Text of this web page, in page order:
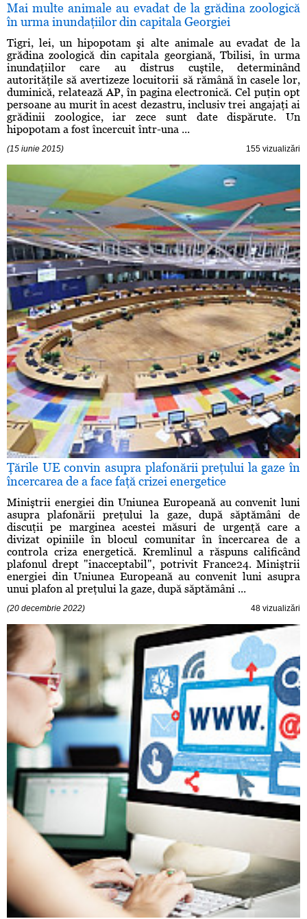
Mai multe animale au evadat de la grădina zoologică
în urma inundaţiilor din capitala Georgiei
Tigri, lei, un hipopotam şi alte animale au evadat de la
grădina zoologică din capitala georgiană, Tbilisi, în urma
inundaţiilor care au distrus cuştile, determinând
autorităţile să avertizeze locuitorii să rămână în casele lor,
duminică, relatează AP, în pagina electronică. Cel puţin opt
persoane au murit în acest dezastru, inclusiv trei angajaţi ai
grădinii zoologice, iar zece sunt date dispărute. Un
hipopotam a fost încercuit într-una ...
(15 iunie 2015) 155 vizualizări
Ţările UE convin asupra plafonării preţului la gaze în
încercarea de a face faţă crizei energetice
Miniştrii energiei din Uniunea Europeană au convenit luni
asupra plafonării preţului la gaze, după săptămâni de
discuţii pe marginea acestei măsuri de urgenţă care a
divizat opiniile în blocul comunitar în încercarea de a
controla criza energetică. Kremlinul a răspuns calificând
plafonul drept "inacceptabil", potrivit France24. Miniştrii
energiei din Uniunea Europeană au convenit luni asupra
unui plafon al preţului la gaze, după săptămâni ...
(20 decembrie 2022) 48 vizualizări